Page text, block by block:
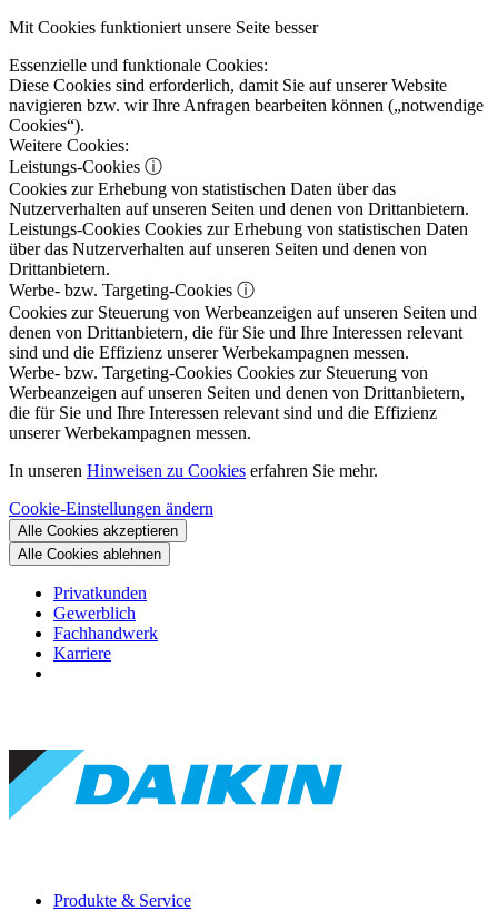
Mit Cookies funktioniert unsere Seite besser
Essenzielle und funktionale Cookies:
Diese Cookies sind erforderlich, damit Sie auf unserer Website
navigieren bzw. wir Ihre Anfragen bearbeiten können („notwendige
Cookies“).
Weitere Cookies:
Leistungs-Cookies ⓘ
Cookies zur Erhebung von statistischen Daten über das
Nutzerverhalten auf unseren Seiten und denen von Drittanbietern.
Leistungs-Cookies Cookies zur Erhebung von statistischen Daten
über das Nutzerverhalten auf unseren Seiten und denen von
Drittanbietern.
Werbe- bzw. Targeting-Cookies ⓘ
Cookies zur Steuerung von Werbeanzeigen auf unseren Seiten und
denen von Drittanbietern, die für Sie und Ihre Interessen relevant
sind und die Effizienz unserer Werbekampagnen messen.
Werbe- bzw. Targeting-Cookies Cookies zur Steuerung von
Werbeanzeigen auf unseren Seiten und denen von Drittanbietern,
die für Sie und Ihre Interessen relevant sind und die Effizienz
unserer Werbekampagnen messen.
In unseren Hinweisen zu Cookies erfahren Sie mehr.
Cookie-Einstellungen ändern
Alle Cookies akzeptieren
Alle Cookies ablehnen
Privatkunden
Gewerblich
Fachhandwerk
Karriere
Produkte & Service